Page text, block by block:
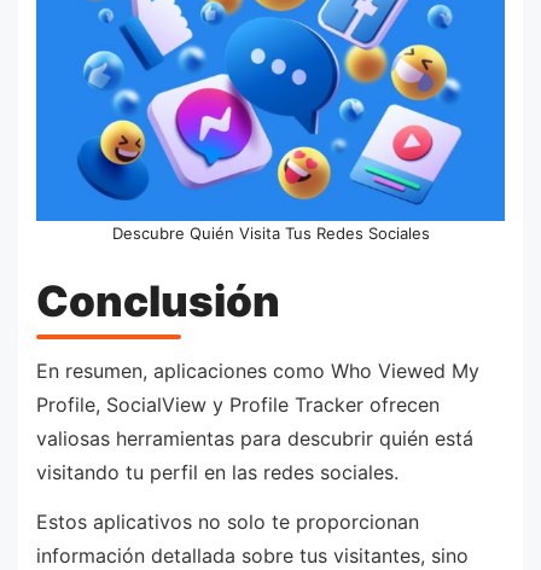
Descubre Quién Visita Tus Redes Sociales
Conclusión
En resumen, aplicaciones como Who Viewed My
Profile, SocialView y Profile Tracker ofrecen
valiosas herramientas para descubrir quién está
visitando tu perfil en las redes sociales.
Estos aplicativos no solo te proporcionan
información detallada sobre tus visitantes, sino